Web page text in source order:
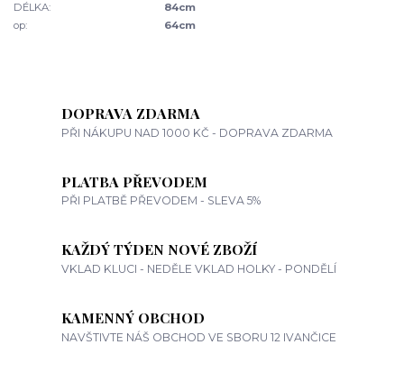
DÉLKA:
84cm
op:
64cm
DOPRAVA ZDARMA
PŘI NÁKUPU NAD 1000 KČ - DOPRAVA ZDARMA
PLATBA PŘEVODEM
PŘI PLATBĚ PŘEVODEM - SLEVA 5%
KAŽDÝ TÝDEN NOVÉ ZBOŽÍ
VKLAD KLUCI - NEDĚLE VKLAD HOLKY - PONDĚLÍ
KAMENNÝ OBCHOD
NAVŠTIVTE NÁŠ OBCHOD VE SBORU 12 IVANČICE